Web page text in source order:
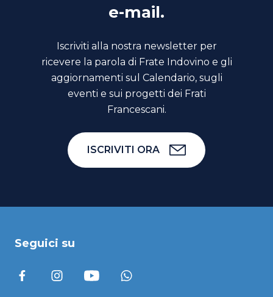
e-mail.
Iscriviti alla nostra newsletter per
ricevere la parola di Frate Indovino e gli
aggiornamenti sul Calendario, sugli
eventi e sui progetti dei Frati
Francescani.
ISCRIVITI ORA
Seguici su